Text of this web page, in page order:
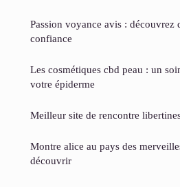
Passion voyance avis : découvrez
confiance
Les cosmétiques cbd peau : un
votre épiderme
Meilleur site de rencontre
Montre alice au pays des
découvrir